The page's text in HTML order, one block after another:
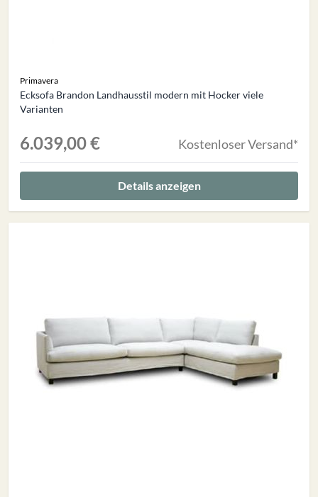
Primavera
Ecksofa Brandon Landhausstil modern mit Hocker viele
Varianten
6.039,00 € Kostenloser Versand*
Details anzeigen